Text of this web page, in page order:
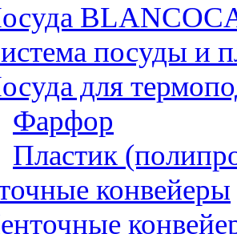
посуды и
для
Фарфор
Пластик
конвейеры